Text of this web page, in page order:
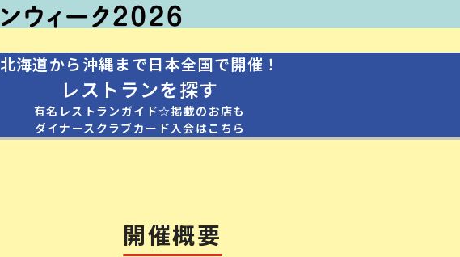
北海道から沖縄まで日本全国で開催！
レストランを探す
有名レストランガイド☆掲載のお店も
ダイナースクラブカード入会はこちら
開催概要